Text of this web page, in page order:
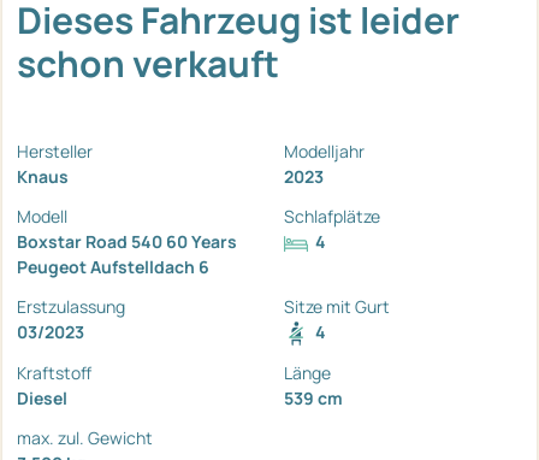
Dieses Fahrzeug ist leider
schon verkauft
Hersteller
Knaus
Modelljahr
2023
Modell
Boxstar Road 540 60 Years
Peugeot Aufstelldach 6
Schlafplätze
4
Erstzulassung
03/2023
Sitze mit Gurt
4
Kraftstoff
Diesel
Länge
539 cm
max. zul. Gewicht